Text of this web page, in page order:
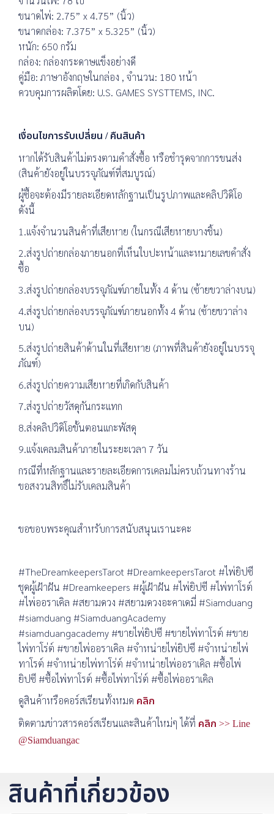
ขนาดไพ่: 2.75” x 4.75” (นิ้ว)
ขนาดกล่อง: 7.375” x 5.325” (นิ้ว)
หนัก: 650 กรัม
กล่อง: กล่องกระดาษแข็งอย่างดี
คู่มือ: ภาษาอังกฤษในกล่อง , จำนวน: 180 หน้า
ควบคุมการผลิตโดย: U.S. GAMES SYSTTEMS, INC.
เงื่อนไขการรับเปลี่ยน / คืนสินค้า
หากได้รับสินค้าไม่ตรงตามคำสั่งซื้อ หรือชำรุดจากการขนส่ง
(สินค้ายังอยู่ในบรรจุภัณฑ์ที่สมบูรณ์)
ผู้ซื้อจะต้องมีรายละเอียดหลักฐานเป็นรูปภาพและคลิปวิดิโอ
ดังนี้
1.แจ้งจำนวนสินค้าที่เสียหาย (ในกรณีเสียหายบางชิ้น)
2.ส่งรูปถ่ายกล่องภายนอกที่เห็นใบปะหน้าและหมายเลขคำสั่ง
ซื้อ
3.ส่งรูปถ่ายกล่องบรรจุภัณฑ์ภายในทั้ง 4 ด้าน (ซ้ายขวาล่างบน)
4.ส่งรูปถ่ายกล่องบรรจุภัณฑ์ภายนอกทั้ง 4 ด้าน (ซ้ายขวาล่าง
บน)
5.ส่งรูปถ่ายสินค้าด้านในที่เสียหาย (ภาพที่สินค้ายังอยู่ในบรรจุ
ภัณฑ์)
6.ส่งรูปถ่ายความเสียหายที่เกิดกับสินค้า
7.ส่งรูปถ่ายวัสดุกันกระแทก
8.ส่งคลิปวิดิโอขั้นตอนแกะพัสดุ
9.แจ้งเคลมสินค้าภายในระยะเวลา 7 วัน
กรณีที่หลักฐานและรายละเอียดการเคลมไม่ครบถ้วนทางร้าน
ขอสงวนสิทธิ์ไม่รับเคลมสินค้า
ขอขอบพระคุณสำหรับการสนับสนุนเรานะคะ
#TheDreamkeepersTarot #DreamkeepersTarot #ไพ่ยิปซี
ชุดผู้เฝ้าฝัน #Dreamkeepers #ผู้เฝ้าฝัน #ไพ่ยิปซี #ไพ่ทาโรต์
#ไพ่ออราเคิล #สยามดวง #สยามดวงอะคาเดมี่ #Siamduang
#siamduang #SiamduangAcademy
#siamduangacademy #ขายไพ่ยิปซี #ขายไพ่ทาโรต์ #ขาย
ไพ่ทาโร่ต์ #ขายไพ่ออราเคิล #จำหน่ายไพ่ยิปซี #จำหน่ายไพ่
ทาโรต์ #จำหน่ายไพ่ทาโร่ต์ #จำหน่ายไพ่ออราเคิล #ซื้อไพ่
ยิปซี #ซื้อไพ่ทาโรต์ #ซื้อไพ่ทาโร่ต์ #ซื้อไพ่ออราเคิล
ดูสินค้าหรือคอร์สเรียนทั้งหมด คลิก
ติดตามข่าวสารคอร์สเรียนและสินค้าใหม่ๆ ได้ที่ คลิก >> Line
@Siamduangac
สินค้าที่เกี่ยวข้อง